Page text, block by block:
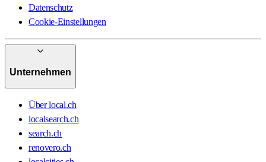
Datenschutz
Cookie-Einstellungen
Unternehmen
Über local.ch
localsearch.ch
search.ch
renovero.ch